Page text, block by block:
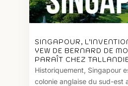
SINGAPOUR,
YEW DE BERNARD DE
PARAÎT CHEZ
Historiquement, Singapour
colonie anglaise du sud-est